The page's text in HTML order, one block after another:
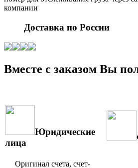
компании
Доставка по России
Вместе с заказом Вы
Юридические
лица
Оригинал счета, счет-